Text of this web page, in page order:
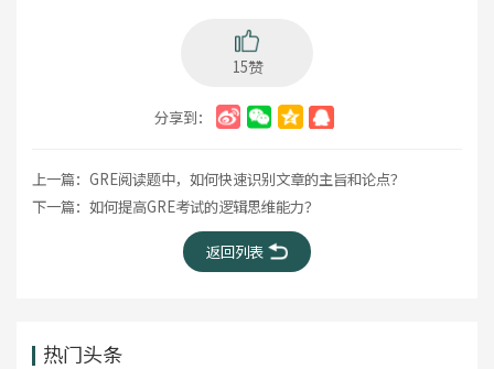
15赞
分享到：
上一篇： GRE阅读题中，如何快速识别文章的主旨和论点？
下一篇： 如何提高GRE考试的逻辑思维能力？
返回列表
热门头条